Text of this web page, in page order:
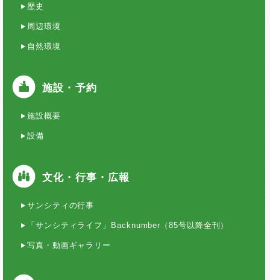
歴史
周辺環境
自然環境
施設・予約
施設概要
設備
文化・行事・広報
サンシティの行事
「サンシティライフ」Backnumber（85号以降全刊）
写真・動画ギャラリー